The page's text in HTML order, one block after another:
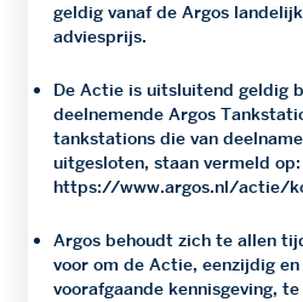
geldig vanaf de Argos
adviesprijs.
De Actie is uitsluitend geldig
deelnemende Argos
tankstations die van
uitgesloten, staan vermeld op:
https://www.argos.nl/actie/
Argos behoudt zich te allen
voor om de Actie, eenzijdig
voorafgaande kennisgeving,